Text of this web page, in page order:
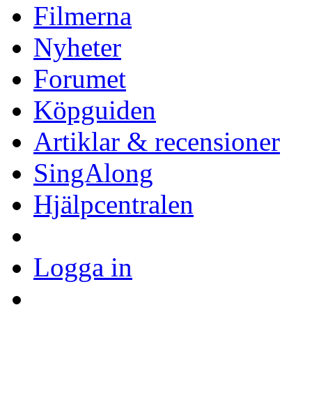
Filmerna
Nyheter
Forumet
Köpguiden
Artiklar & recensioner
SingAlong
Hjälpcentralen
Logga in